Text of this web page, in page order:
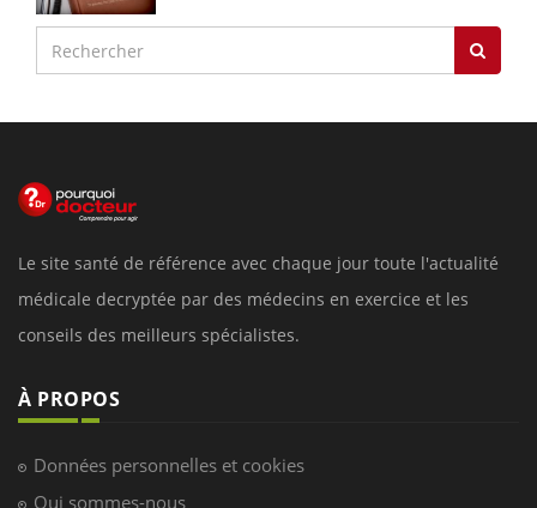
Le site santé de référence avec chaque jour toute l'actualité
médicale decryptée par des médecins en exercice et les
conseils des meilleurs spécialistes.
À PROPOS
Données personnelles et cookies
Qui sommes-nous